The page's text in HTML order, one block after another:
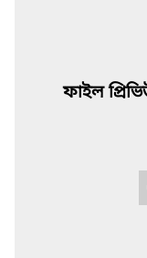
ফাইল